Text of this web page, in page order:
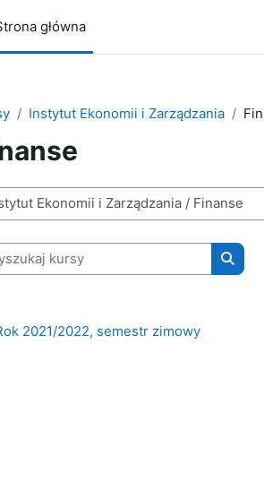
główna
Instytut Ekonomii i Zarządzania
kursów
kursy
2021/2022, semestr zimowy